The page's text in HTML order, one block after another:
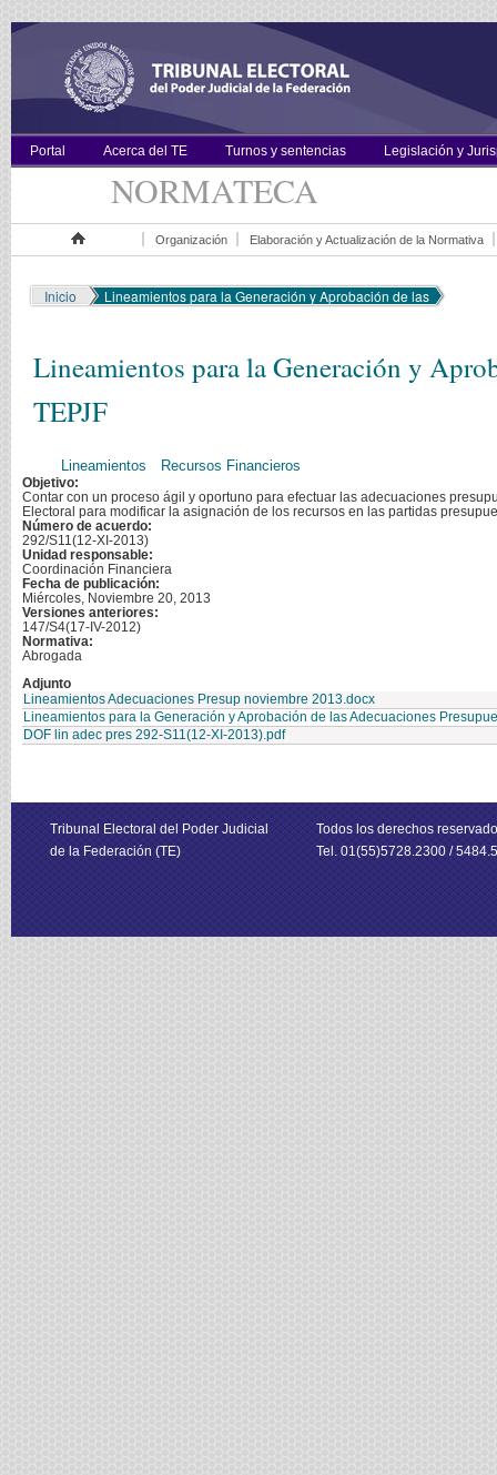
Portal Acerca del TE Turnos y sentencias Legislación y
NORMATECA
Organización Elaboración y Actualización de la Normativa
Inicio Lineamientos para la Generación y Aprobación de las
Lineamientos para la Generación y
TEPJF
Lineamientos Recursos Financieros
Objetivo:
Contar con un proceso ágil y oportuno para efectuar las adecuaciones
Electoral para modificar la asignación de los recursos en las partidas
Número de acuerdo:
292/S11(12-XI-2013)
Unidad responsable:
Coordinación Financiera
Fecha de publicación:
Miércoles, Noviembre 20, 2013
Versiones anteriores:
147/S4(17-IV-2012)
Normativa:
Abrogada
Adjunto
Lineamientos Adecuaciones Presup noviembre 2013.docx
Lineamientos para la Generación y Aprobación de las Adecuaciones
DOF lin adec pres 292-S11(12-XI-2013).pdf
Tribunal Electoral del Poder Judicial
de la Federación (TE)
Todos los derechos
Tel. 01(55)5728.2300 /